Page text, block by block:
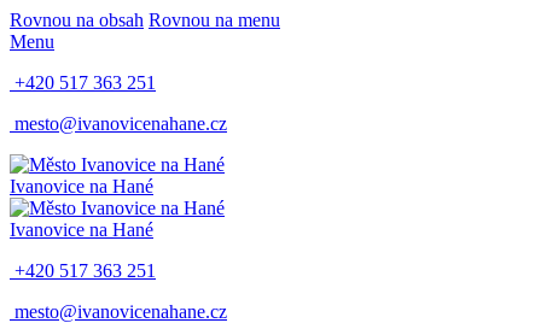
Rovnou na obsah Rovnou na menu
Menu
+420 517 363 251
mesto@ivanovicenahane.cz
Ivanovice na Hané
Ivanovice na Hané
+420 517 363 251
mesto@ivanovicenahane.cz